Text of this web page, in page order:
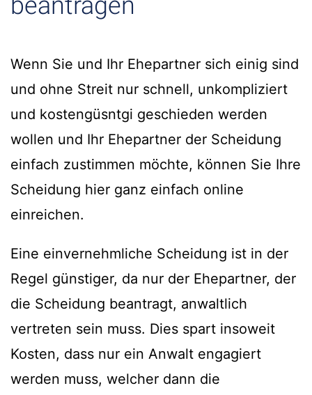
Wenn Sie und Ihr Ehepartner sich einig sind
und ohne Streit nur schnell, unkompliziert
und kostengüsntgi geschieden werden
wollen und Ihr Ehepartner der Scheidung
einfach zustimmen möchte, können Sie Ihre
Scheidung hier ganz einfach online
einreichen.
Eine einvernehmliche Scheidung ist in der
Regel günstiger, da nur der Ehepartner, der
die Scheidung beantragt, anwaltlich
vertreten sein muss. Dies spart insoweit
Kosten, dass nur ein Anwalt engagiert
werden muss, welcher dann die